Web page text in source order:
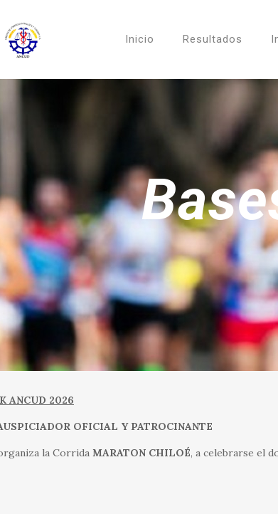
Inicio Resultados
ANCUD 2026
OFICIAL Y PATROCINANTE
la CorridaMARATON CHILOÉ, a celebrarse el